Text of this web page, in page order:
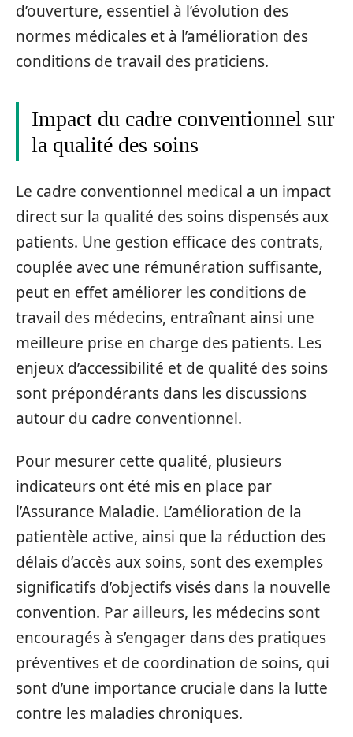
d’ouverture, essentiel à l’évolution des
normes médicales et à l’amélioration des
conditions de travail des praticiens.
Impact du cadre conventionnel sur
la qualité des soins
Le cadre conventionnel medical a un impact
direct sur la qualité des soins dispensés aux
patients. Une gestion efficace des contrats,
couplée avec une rémunération suffisante,
peut en effet améliorer les conditions de
travail des médecins, entraînant ainsi une
meilleure prise en charge des patients. Les
enjeux d’accessibilité et de qualité des soins
sont prépondérants dans les discussions
autour du cadre conventionnel.
Pour mesurer cette qualité, plusieurs
indicateurs ont été mis en place par
l’Assurance Maladie. L’amélioration de la
patientèle active, ainsi que la réduction des
délais d’accès aux soins, sont des exemples
significatifs d’objectifs visés dans la nouvelle
convention. Par ailleurs, les médecins sont
encouragés à s’engager dans des pratiques
préventives et de coordination de soins, qui
sont d’une importance cruciale dans la lutte
contre les maladies chroniques.